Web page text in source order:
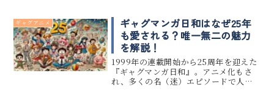
禁のモグラ』の主要キャストを一覧で
紹介します。 気になるキャラク...
ギャグアニメ
ギャグマンガ日和はなぜ25年
も愛される？唯一無二の魅力
を解説！
1999年の連載開始から25周年を迎えた
『ギャグマンガ日和』。アニメ化もさ
れ、多くの名（迷）エピソードで人々